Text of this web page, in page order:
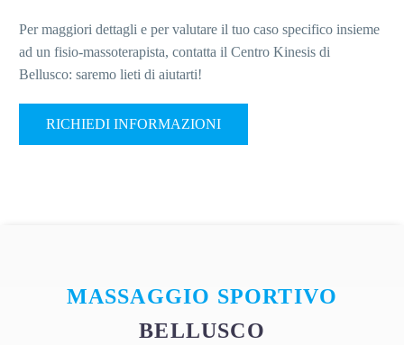
Per maggiori dettagli e per valutare il tuo caso specifico insieme
ad un fisio-massoterapista, contatta il Centro Kinesis di
Bellusco: saremo lieti di aiutarti!
RICHIEDI INFORMAZIONI
MASSAGGIO SPORTIVO
BELLUSCO